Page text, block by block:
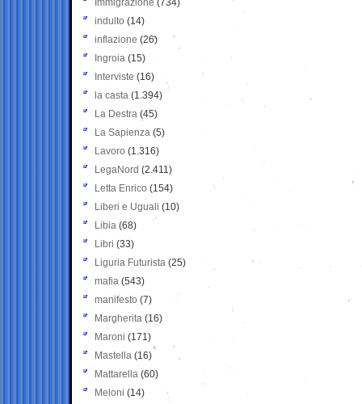
Immigrazione (734)
indulto (14)
inflazione (26)
Ingroia (15)
Interviste (16)
la casta (1.394)
La Destra (45)
La Sapienza (5)
Lavoro (1.316)
LegaNord (2.411)
Letta Enrico (154)
Liberi e Uguali (10)
Libia (68)
Libri (33)
Liguria Futurista (25)
mafia (543)
manifesto (7)
Margherita (16)
Maroni (171)
Mastella (16)
Mattarella (60)
Meloni (14)